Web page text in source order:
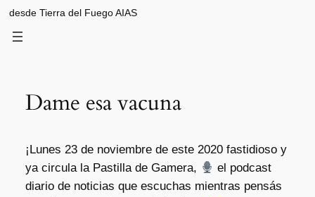
desde Tierra del Fuego AIAS
Dame esa vacuna
¡Lunes 23 de noviembre de este 2020 fastidioso y
ya circula la Pastilla de Gamera,
el podcast
diario de noticias que escuchas mientras pensás